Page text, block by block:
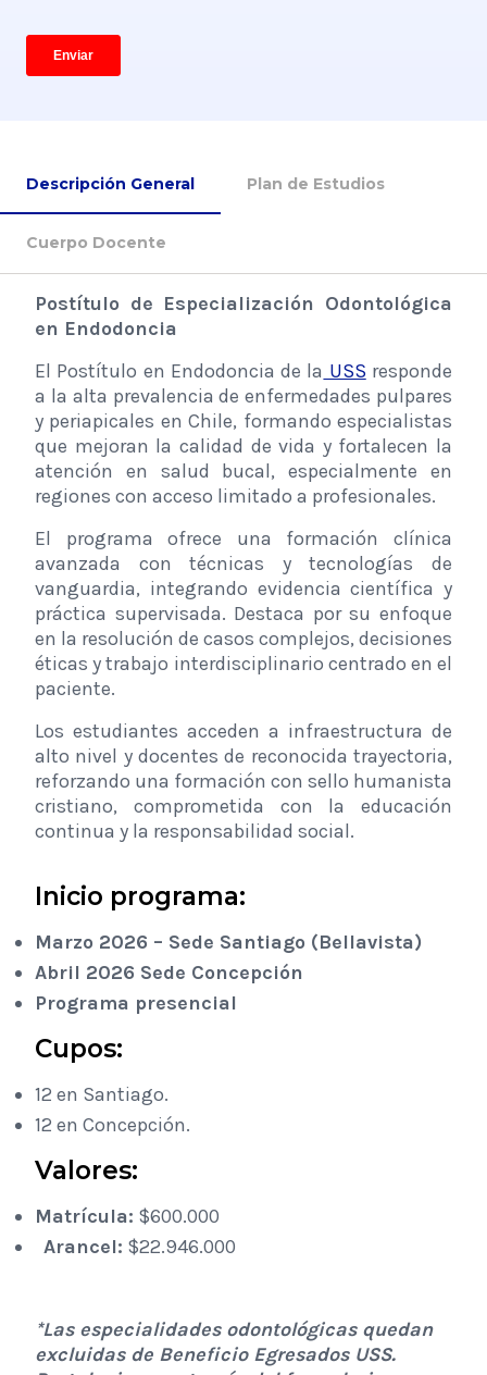
Descripción General Plan de Estudios
Cuerpo Docente
Postítulo de Especialización Odontológica
en Endodoncia
El Postítulo en Endodoncia de la USS responde
a la alta prevalencia de enfermedades pulpares
y periapicales en Chile, formando especialistas
que mejoran la calidad de vida y fortalecen la
atención en salud bucal, especialmente en
regiones con acceso limitado a profesionales.
El programa ofrece una formación clínica
avanzada con técnicas y tecnologías de
vanguardia, integrando evidencia científica y
práctica supervisada. Destaca por su enfoque
en la resolución de casos complejos, decisiones
éticas y trabajo interdisciplinario centrado en el
paciente.
Los estudiantes acceden a infraestructura de
alto nivel y docentes de reconocida trayectoria,
reforzando una formación con sello humanista
cristiano, comprometida con la educación
continua y la responsabilidad social.
Inicio programa:
Marzo 2026 – Sede Santiago (Bellavista)
Abril 2026 Sede Concepción
Programa presencial
Cupos:
12 en Santiago.
12 en Concepción.
Valores:
Matrícula: $600.000
Arancel: $22.946.000
*Las especialidades odontológicas quedan
excluidas de Beneficio Egresados USS.